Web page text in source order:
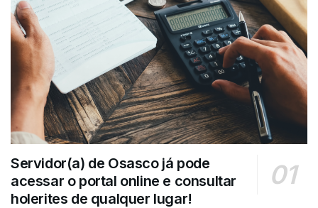
Servidor(a) de Osasco já pode
acessar o portal online e consultar
holerites de qualquer lugar!